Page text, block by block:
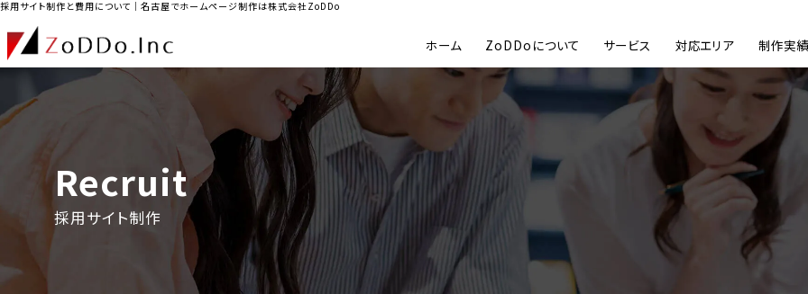
採用サイト制作と費用について｜名古屋でホームページ制作は株式会社ZoDDo
ホーム ZoDDoについて サービス 対応エリア 制作実績
Recruit
採用サイト制作